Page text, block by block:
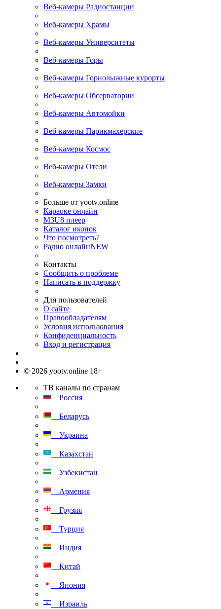
Веб-камеры Радиостанции
Веб-камеры Храмы
Веб-камеры Университеты
Веб-камеры Горы
Веб-камеры Горнолыжные курорты
Веб-камеры Обсерватории
Веб-камеры Автомойки
Веб-камеры Парикмахерские
Веб-камеры Космос
Веб-камеры Отели
Веб-камеры Замки
Больше от yootv.online
Караоке онлайн
M3U8 плеер
Каталог иконок
Что посмотреть?
Радио онлайнNEW
Контакты
Сообщить о проблеме
Написать в поддержку
Для пользователей
О сайте
Правообладателям
Условия использования
Конфиденциальность
Вход и регистрация
© 2026 yootv.online 18+
ТВ каналы по странам
Россия
Беларусь
Украина
Казахстан
Узбекистан
Армения
Грузия
Турция
Индия
Китай
Япония
Израиль